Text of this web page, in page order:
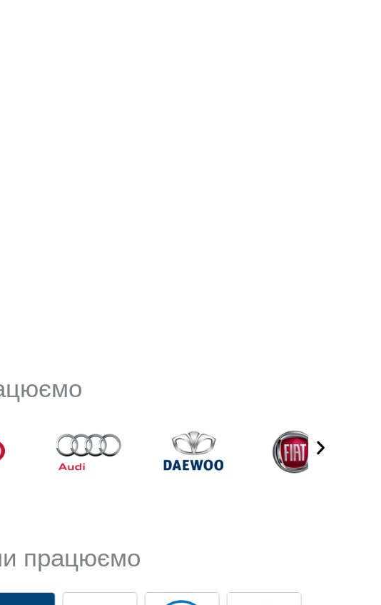
працюємо